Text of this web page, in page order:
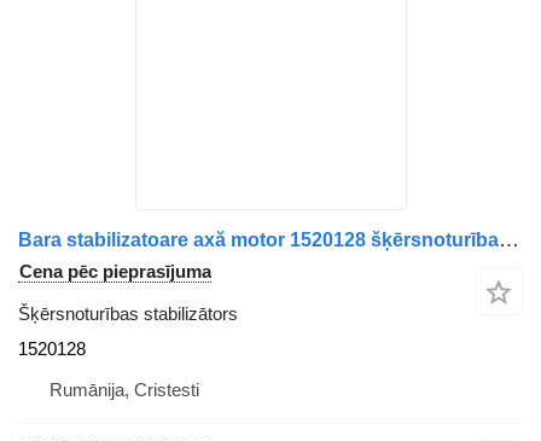
Bara stabilizatoare axă motor 1520128 šķērsnoturības stabilizātors paredzēts Scania – Cod kravas automašīnas
Cena pēc pieprasījuma
Šķērsnoturības stabilizātors
1520128
Rumānija, Cristesti